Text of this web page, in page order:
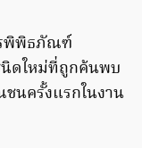
รพิพิธภัณฑ์
ดใหม่ที่ถูกค้นพบ
นครั้งแรกในงาน